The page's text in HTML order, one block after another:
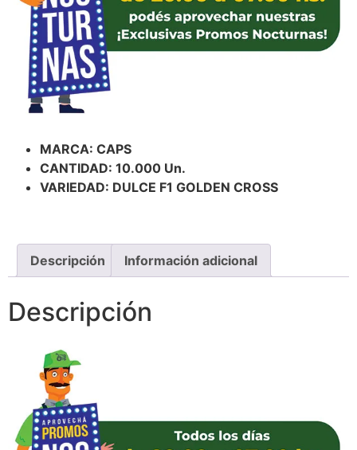
MARCA: CAPS
CANTIDAD: 10.000 Un.
VARIEDAD: DULCE F1 GOLDEN CROSS
Descripción Información adicional
Descripción